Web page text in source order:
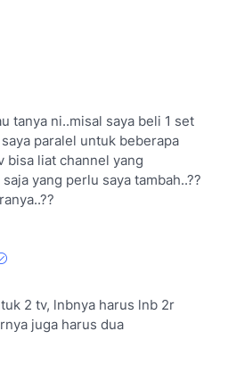
tanya ni..misal saya beli 1 set
paralel untuk beberapa
bisa liat channel yang
yang perlu saya tambah..??
2 tv, lnbnya harus lnb 2r
juga harus dua